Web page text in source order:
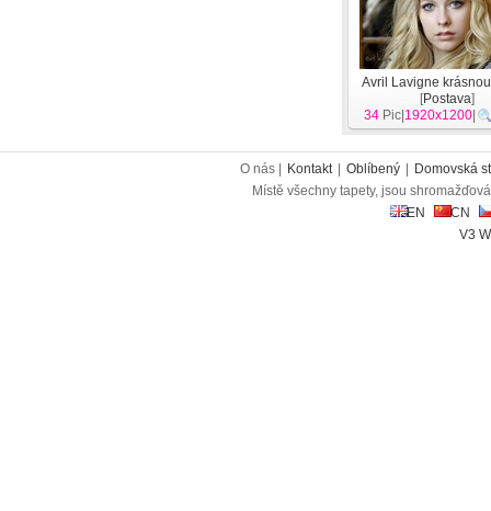
Avril Lavigne
[Postava]
34 Pic| 1920x1200
O nás | Kontakt Oblíbený
Domovská
Místě všechny tapety, jsou
EN
CN
V3